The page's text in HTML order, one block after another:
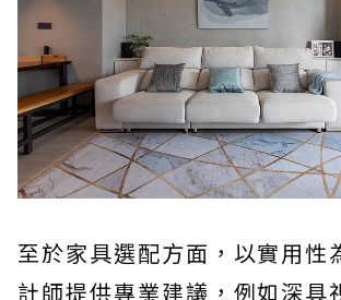
至於家具選配方面，以實用性
計師提供專業建議，例如深具